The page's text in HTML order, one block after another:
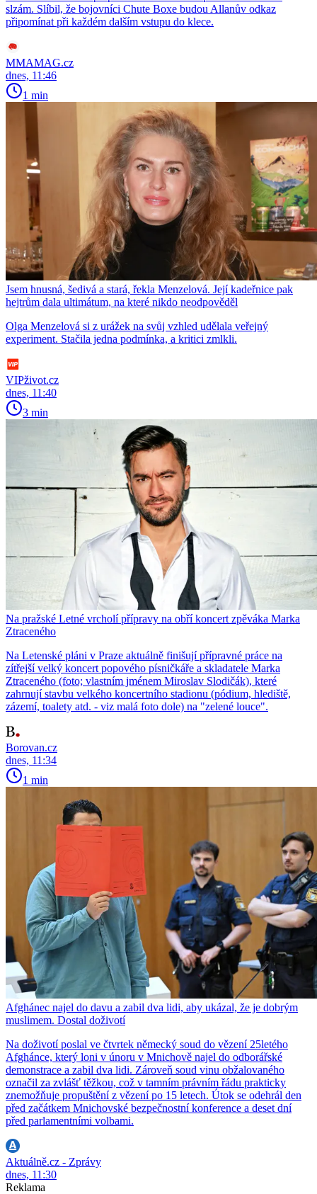
slzám. Slíbil, že bojovníci Chute Boxe budou Allanův odkaz
připomínat při každém dalším vstupu do klece.
MMAMAG.cz
dnes, 11:46
1 min
Jsem hnusná, šedivá a stará, řekla Menzelová. Její kadeřnice pak
hejtrům dala ultimátum, na které nikdo neodpověděl
Olga Menzelová si z urážek na svůj vzhled udělala veřejný
experiment. Stačila jedna podmínka, a kritici zmlkli.
VIPživot.cz
dnes, 11:40
3 min
Na pražské Letné vrcholí přípravy na obří koncert zpěváka Marka
Ztraceného
Na Letenské pláni v Praze aktuálně finišují přípravné práce na
zítřejší velký koncert popového písničkáře a skladatele Marka
Ztraceného (foto; vlastním jménem Miroslav Slodičák), které
zahrnují stavbu velkého koncertního stadionu (pódium, hlediště,
zázemí, toalety atd. - viz malá foto dole) na "zelené louce".
Borovan.cz
dnes, 11:34
1 min
Afghánec najel do davu a zabil dva lidi, aby ukázal, že je dobrým
muslimem. Dostal doživotí
Na doživotí poslal ve čtvrtek německý soud do vězení 25letého
Afghánce, který loni v únoru v Mnichově najel do odborářské
demonstrace a zabil dva lidi. Zároveň soud vinu obžalovaného
označil za zvlášť těžkou, což v tamním právním řádu prakticky
znemožňuje propuštění z vězení po 15 letech. Útok se odehrál den
před začátkem Mnichovské bezpečnostní konference a deset dní
před parlamentními volbami.
Aktuálně.cz - Zprávy
dnes, 11:30
Reklama